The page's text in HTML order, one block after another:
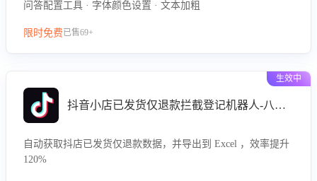
问答配置工具 · 字体颜色设置 · 文本加粗
限时免费已售69+
生效中
抖音小店已发货仅退款拦截登记机器人-八爪鱼
自动获取抖店已发货仅退款数据，并导出到 Excel ，效率提升
120%